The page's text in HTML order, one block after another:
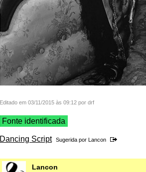
Editado em 03/11/2015 às 09:12 por drf
Fonte identificada
Dancing Script Sugerida por Lancon
Lancon